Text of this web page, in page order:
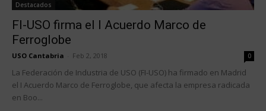
Destacados
FI-USO firma el I Acuerdo Marco de
Ferroglobe
USO Cantabria Feb 2, 2018 0
La Federación de Industria de USO (FI-USO) ha firmado en Madrid
el I Acuerdo Marco de Ferroglobe, que afecta la empresa radicada
en Boo...